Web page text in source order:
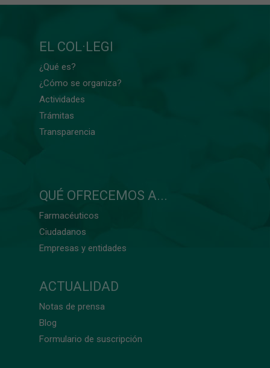
EL COL·LEGI
¿Qué es?
¿Cómo se organiza?
Actividades
Trámitas
Transparencia
QUÉ OFRECEMOS A...
Farmacéuticos
Ciudadanos
Empresas y entidades
ACTUALIDAD
Notas de prensa
Blog
Formulario de suscripción